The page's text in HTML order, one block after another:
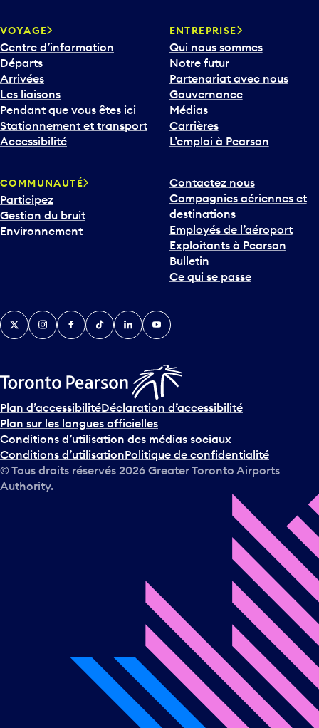
VOYAGE
Centre d’information
Départs
Arrivées
Les liaisons
Pendant que vous êtes ici
Stationnement et transport
Accessibilité
ENTREPRISE
Qui nous sommes
Notre futur
Partenariat avec nous
Gouvernance
Médias
Carrières
L’emploi à Pearson
COMMUNAUTÉ
Participez
Gestion du bruit
Environnement
Contactez nous
Compagnies aériennes et
destinations
Employés de l’aéroport
Exploitants à Pearson
Bulletin
Ce qui se passe
TwitterInstagramFacebook
TikTokLinkedInYouTube
Plan d’accessibilitéDéclaration d’accessibilité
Plan sur les langues officielles
Conditions d’utilisation des médias sociaux
Conditions d’utilisationPolitique de confidentialité
© Tous droits réservés 2026 Greater Toronto Airports
Authority.